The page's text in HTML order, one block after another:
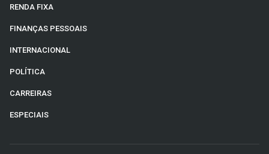
RENDA FIXA
FINANÇAS PESSOAIS
INTERNACIONAL
POLÍTICA
CARREIRAS
ESPECIAIS